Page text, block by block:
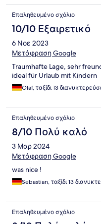
Επαληθευμένο σχόλιο
10/10 Εξαιρετικό
6 Νοε 2023
Μετάφραση Google
Traumhafte Lage, sehr
ideal für Urlaub mit Kindern
Olaf, ταξίδι 13
Επαληθευμένο σχόλιο
8/10 Πολύ καλό
3 Μαρ 2024
Μετάφραση Google
was nice !
Sebastian, ταξίδι 13
Επαληθευμένο σχόλιο